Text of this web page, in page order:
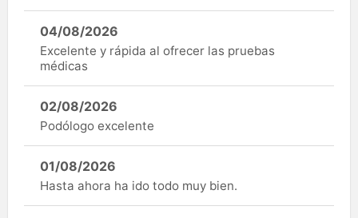
04/08/2026
Excelente y rápida al ofrecer las pruebas
médicas
02/08/2026
Podólogo excelente
01/08/2026
Hasta ahora ha ido todo muy bien.